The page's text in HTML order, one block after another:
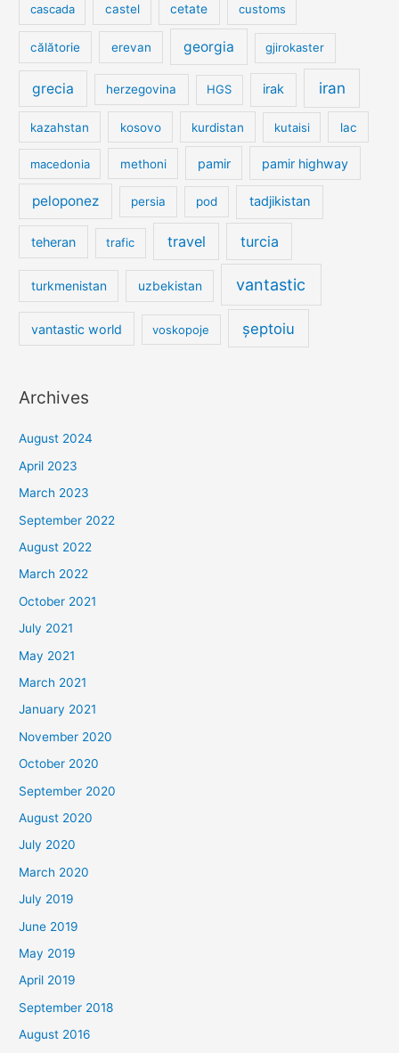
cascada castel cetate customs
călătorie erevan georgia gjirokaster
grecia herzegovina HGS irak iran
kazahstan kosovo kurdistan kutaisi lac
macedonia methoni pamir pamir highway
peloponez persia pod tadjikistan
teheran trafic travel turcia
turkmenistan uzbekistan vantastic
vantastic world voskopoje șeptoiu
Archives
August 2024
April 2023
March 2023
September 2022
August 2022
March 2022
October 2021
July 2021
May 2021
March 2021
January 2021
November 2020
October 2020
September 2020
August 2020
July 2020
March 2020
July 2019
June 2019
May 2019
April 2019
September 2018
August 2016